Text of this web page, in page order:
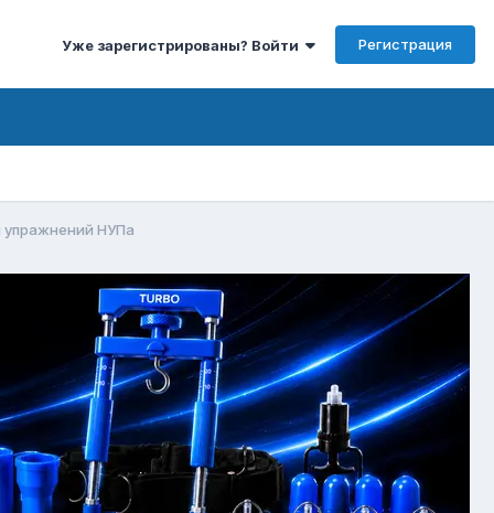
Уже зарегистрированы? Войти Регистрация
упражнений НУПа